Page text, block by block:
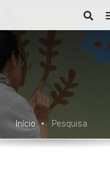
Início Pesquisa